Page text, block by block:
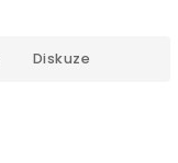
Diskuze